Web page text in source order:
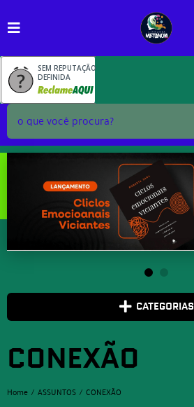
SEM REPUTAÇÃO
DEFINIDA
CATEGORIAS
CONEXÃO
Home ASSUNTOS CONEXÃO